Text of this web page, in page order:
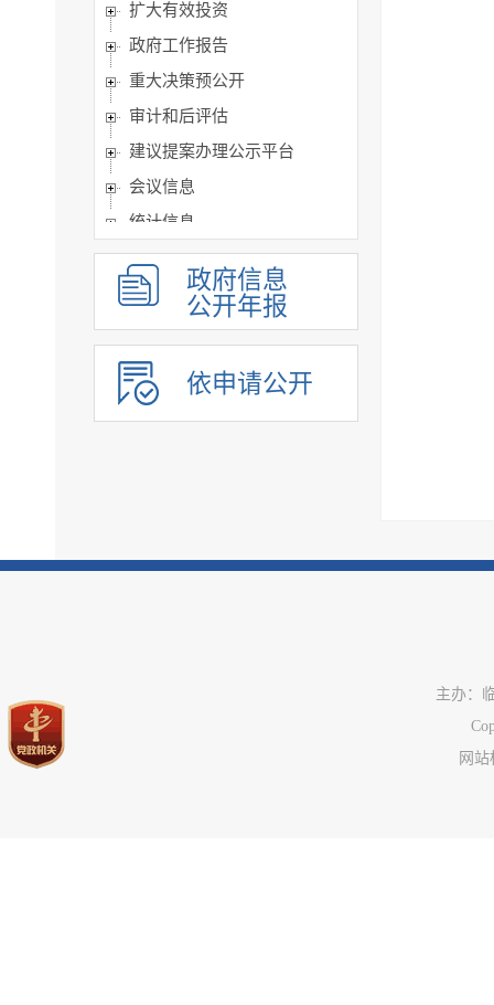
扩大有效投资
政府工作报告
重大决策预公开
审计和后评估
建议提案办理公示平台
会议信息
统计信息
行政许可和其他对外管理...
行政处罚及强制
财政信息
政府采购
民生领域信息公开
政府信息
公开年报
依申请公开
主办：
网站